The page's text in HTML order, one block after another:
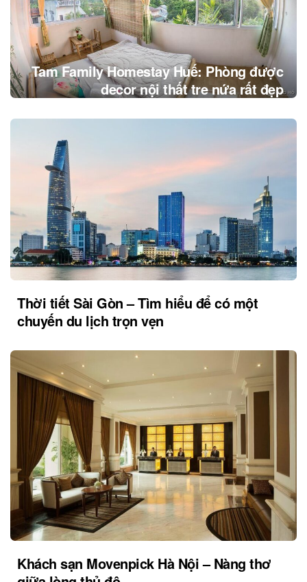
Tam Family Homestay Huế: Phòng được
decor nội thất tre nứa rất đẹp
Thời tiết Sài Gòn – Tìm hiểu để có một
chuyến du lịch trọn vẹn
Khách sạn Movenpick Hà Nội – Nàng thơ